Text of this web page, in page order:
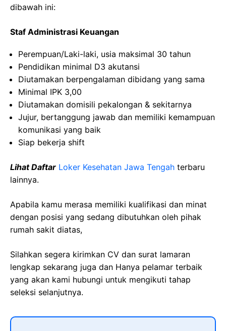
dibawah ini:
Staf Administrasi Keuangan
Perempuan/Laki-laki, usia maksimal 30 tahun
Pendidikan minimal D3 akutansi
Diutamakan berpengalaman dibidang yang sama
Minimal IPK 3,00
Diutamakan domisili pekalongan & sekitarnya
Jujur, bertanggung jawab dan memiliki kemampuan
komunikasi yang baik
Siap bekerja shift
Lihat Daftar Loker Kesehatan Jawa Tengah terbaru
lainnya.
Apabila kamu merasa memiliki kualifikasi dan minat
dengan posisi yang sedang dibutuhkan oleh pihak
rumah sakit diatas,
Silahkan segera kirimkan CV dan surat lamaran
lengkap sekarang juga dan Hanya pelamar terbaik
yang akan kami hubungi untuk mengikuti tahap
seleksi selanjutnya.